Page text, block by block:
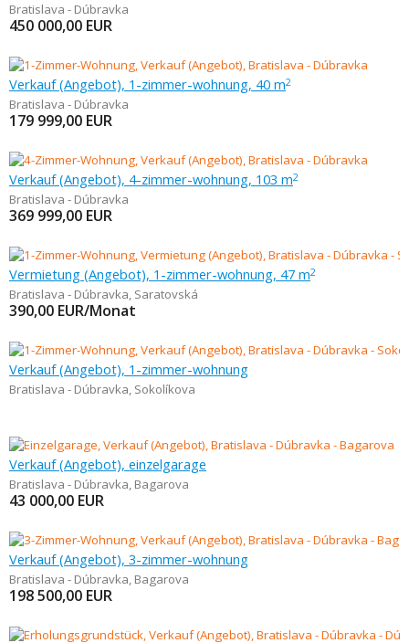
Bratislava - Dúbravka
450 000,00 EUR
Verkauf (Angebot), 1-zimmer-wohnung, 40 m2
Bratislava - Dúbravka
179 999,00 EUR
Verkauf (Angebot), 4-zimmer-wohnung, 103 m2
Bratislava - Dúbravka
369 999,00 EUR
Vermietung (Angebot), 1-zimmer-wohnung, 47 m2
Bratislava - Dúbravka, Saratovská
390,00 EUR/Monat
Verkauf (Angebot), 1-zimmer-wohnung
Bratislava - Dúbravka, Sokolíkova
Verkauf (Angebot), einzelgarage
Bratislava - Dúbravka, Bagarova
43 000,00 EUR
Verkauf (Angebot), 3-zimmer-wohnung
Bratislava - Dúbravka, Bagarova
198 500,00 EUR